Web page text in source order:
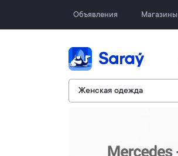
Объявления Магазины